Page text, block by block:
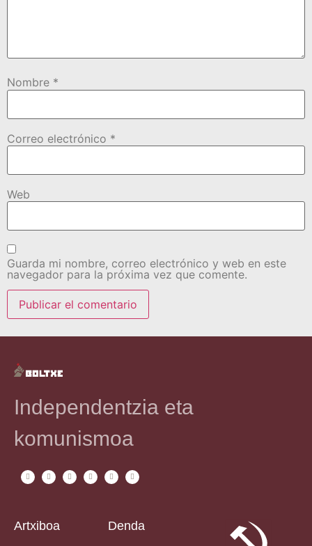
Nombre *
Correo electrónico *
Web
Guarda mi nombre, correo electrónico y web en este
navegador para la próxima vez que comente.
Independentzia eta
komunismoa
Artxiboa Denda